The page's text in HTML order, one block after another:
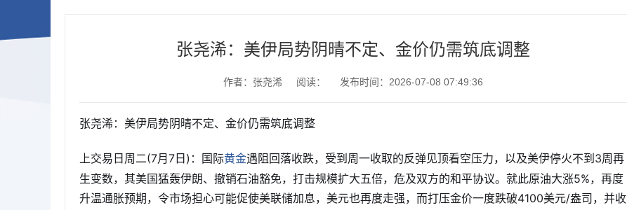
张尧浠：美伊局势阴晴不定、金价仍需筑底调整
作者：张尧浠 阅读： 发布时间：2026-07-08 07:49:36
张尧浠：美伊局势阴晴不定、金价仍需筑底调整
上交易日周二(7月7日)：国际黄金遇阻回落收跌，受到周一收取的反弹见顶看空压力，以及美伊停火不到3周再
生变数，其美国猛轰伊朗、撤销石油豁免，打击规模扩大五倍，危及双方的和平协议。就此原油大涨5%，再度
升温通胀预期，令市场担心可能促使美联储加息，美元也再度走强，而打压金价一度跌破4100美元/盎司，并收